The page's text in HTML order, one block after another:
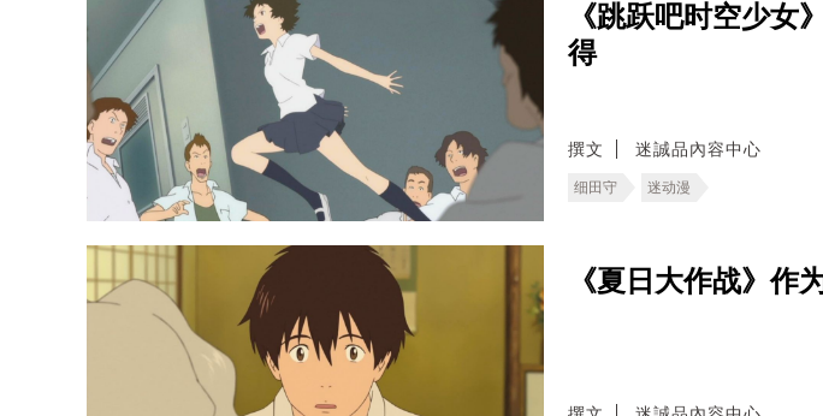
《跳跃吧时空少女
得
撰文 迷誠品內容中心
细田守 迷动漫
《夏日大作战》作